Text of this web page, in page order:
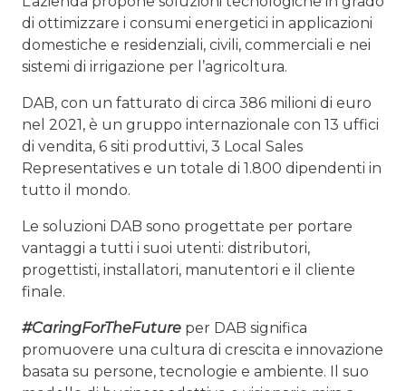
di ottimizzare i consumi energetici in applicazioni
domestiche e residenziali, civili, commerciali e nei
sistemi di irrigazione per l’agricoltura.
DAB, con un fatturato di circa 386 milioni di euro
nel 2021, è un gruppo internazionale con 13 uffici
di vendita, 6 siti produttivi, 3 Local Sales
Representatives e un totale di 1.800 dipendenti in
tutto il mondo.
Le soluzioni DAB sono progettate per portare
vantaggi a tutti i suoi utenti: distributori,
progettisti, installatori, manutentori e il cliente
finale.
#CaringForTheFuture per DAB significa
promuovere una cultura di crescita e innovazione
basata su persone, tecnologie e ambiente. Il suo